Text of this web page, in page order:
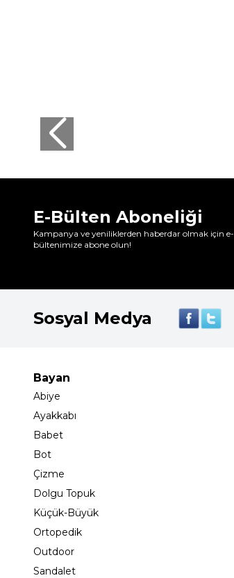
E-Bülten Aboneliği
Kampanya ve yeniliklerden haberdar olmak için e-
bültenimize abone olun!
Sosyal Medya
Bayan
Abiye
Ayakkabı
Babet
Bot
Çizme
Dolgu Topuk
Küçük-Büyük
Ortopedik
Outdoor
Sandalet